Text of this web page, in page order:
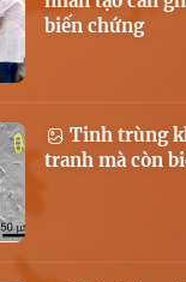
biến chứng
Tinh trùng
tranh mà còn